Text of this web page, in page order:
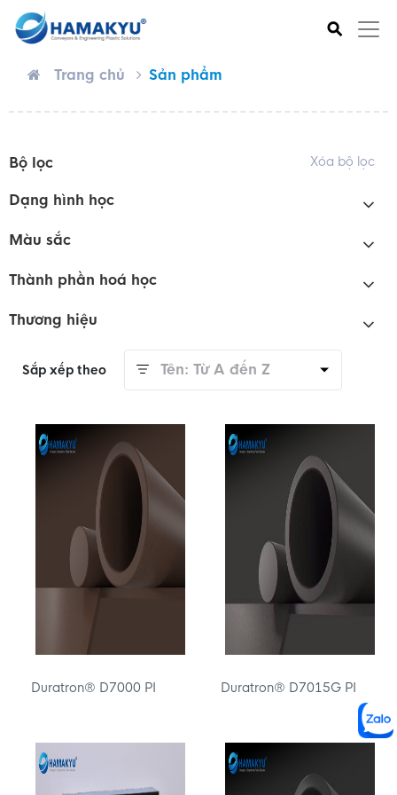
⚲
Trang chủ Sản phẩm
Bộ lọc Xóa bộ lọc
Dạng hình học
Màu sắc
Thành phần hoá học
Thương hiệu
Sắp xếp theo Tên: Từ A đến Z
Duratron® D7000 PI Duratron® D7015G PI